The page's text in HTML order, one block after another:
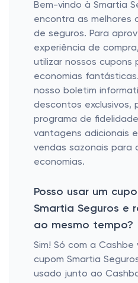
Bem-vindo à Smartia
encontra as melhores
de seguros. Para
experiência de
utilizar nossos cupons
economias
nosso boletim
descontos exclusivos,
programa de
vantagens adicionais
vendas sazonais para
economias.
Posso usar um
Smartia Seguros e
ao mesmo tempo?
Sim! Só com a
cupom Smartia
usado junto ao